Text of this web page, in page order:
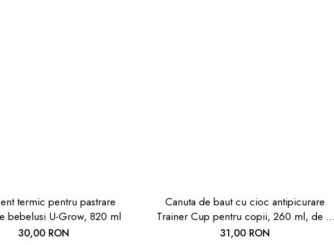
termic pentru pastrare
bebelusi U-Grow, 820 ml
30,00 RON
Canuta de baut cu cioc antipicurare
Trainer Cup pentru copii, 260 ml, de la
9 luni, nip 35099
31,00 RON